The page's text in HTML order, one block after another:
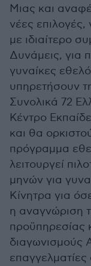
Μιας και
νέες
με ιδιαίτερο
Δυνάμεις, για
γυναίκες
υπηρετήσουν
Συνολικά 72
Κέντρο
και θα
πρόγραμμα
λειτουργεί
μηνών για
Κίνητρα για
η αναγνώριση
προϋπηρεσίας
διαγωνισμούς